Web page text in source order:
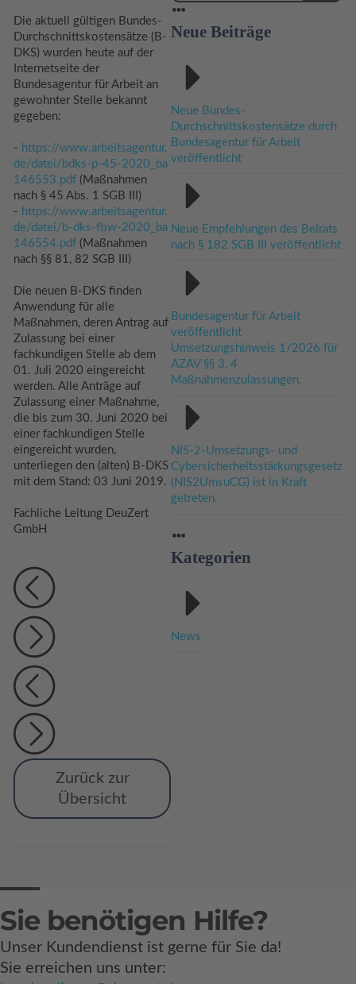
Die aktuell gültigen Bundes-
Durchschnittskostensätze (B-
DKS) wurden heute auf der
Internetseite der
Bundesagentur für Arbeit an
gewohnter Stelle bekannt
gegeben:
- https://www.arbeitsagentur.
de/datei/bdks-p-45-2020_ba
146553.pdf (Maßnahmen
nach § 45 Abs. 1 SGB III)
- https://www.arbeitsagentur.
de/datei/b-dks-fbw-2020_ba
146554.pdf (Maßnahmen
nach §§ 81, 82 SGB III)
Die neuen B-DKS finden
Anwendung für alle
Maßnahmen, deren Antrag auf
Zulassung bei einer
fachkundigen Stelle ab dem
01. Juli 2020 eingereicht
werden. Alle Anträge auf
Zulassung einer Maßnahme,
die bis zum 30. Juni 2020 bei
einer fachkundigen Stelle
eingereicht wurden,
unterliegen den (alten) B-DKS
mit dem Stand: 03 Juni 2019.
Fachliche Leitung DeuZert
GmbH
Zurück zur
Übersicht
nach:
Neue Beiträge
Neue Bundes-
Durchschnittskostensätze durch
Bundesagentur für Arbeit
veröffentlicht
Neue Empfehlungen des Beirats
nach § 182 SGB III veröffentlicht
Bundesagentur für Arbeit
veröffentlicht
Umsetzungshinweis 1/2026 für
AZAV §§ 3, 4
Maßnahmenzulassungen.
NIS-2-Umsetzungs- und
Cybersicherheitsstärkungsgesetz
(NIS2UmsuCG) ist in Kraft
getreten.
Kategorien
News
Sie benötigen Hilfe?
Unser Kundendienst ist gerne für Sie da!
Sie erreichen uns unter: